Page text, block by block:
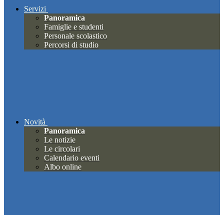
Servizi
Panoramica
Famiglie e studenti
Personale scolastico
Percorsi di studio
Novità
Panoramica
Le notizie
Le circolari
Calendario eventi
Albo online